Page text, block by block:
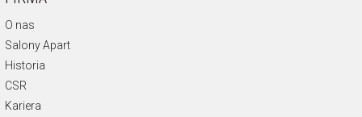
O nas
Salony Apart
Historia
CSR
Kariera